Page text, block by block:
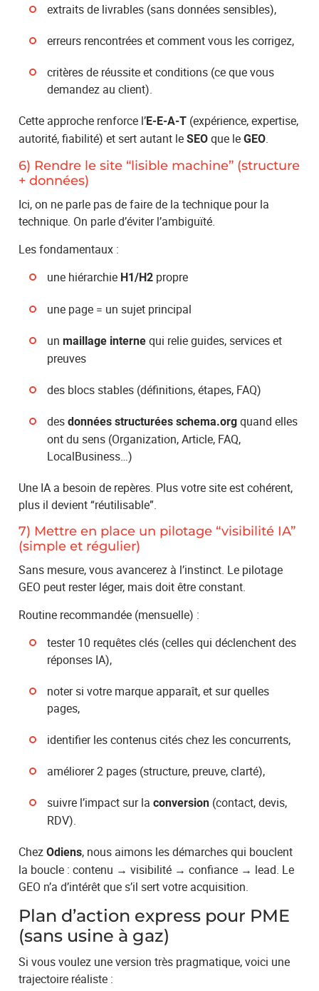
extraits de livrables (sans données sensibles),
erreurs rencontrées et comment vous les corrigez,
critères de réussite et conditions (ce que vous
demandez au client).
Cette approche renforce l’E-E-A-T (expérience, expertise,
autorité, fiabilité) et sert autant leSEO que leGEO.
6) Rendre le site “lisible machine” (structure
+ données)
Ici, on ne parle pas de faire de la technique pour la
technique. On parle d’éviter l’ambiguïté.
Les fondamentaux :
une hiérarchie H1/H2 propre
une page = un sujet principal
unmaillage interne qui relie guides, services et
preuves
des blocs stables (définitions, étapes, FAQ)
desdonnées structurées schema.org quand elles
ont du sens (Organization, Article, FAQ,
LocalBusiness…)
Une IA a besoin de repères. Plus votre site est cohérent,
plus il devient “réutilisable”.
7) Mettre en place un pilotage “visibilité IA”
(simple et régulier)
Sans mesure, vous avancerez à l’instinct. Le pilotage
GEO peut rester léger, mais doit être constant.
Routine recommandée (mensuelle) :
tester 10 requêtes clés (celles qui déclenchent des
réponses IA),
noter si votre marque apparaît, et sur quelles
pages,
identifier les contenus cités chez les concurrents,
améliorer 2 pages (structure, preuve, clarté),
suivre l’impact sur laconversion (contact, devis,
RDV).
ChezOdiens, nous aimons les démarches qui bouclent
la boucle : contenu → visibilité → confiance → lead. Le
GEO n’a d’intérêt que s’il sert votre acquisition.
Plan d’action express pour PME
(sans usine à gaz)
Si vous voulez une version très pragmatique, voici une
trajectoire réaliste :